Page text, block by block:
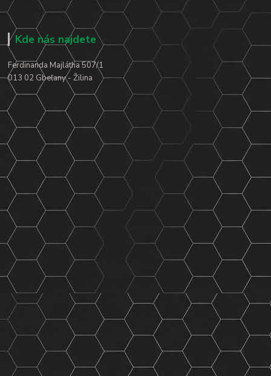
Kde nás najdete
Ferdinanda Majlátha 507/1
013 02 Gbeľany - Žilina